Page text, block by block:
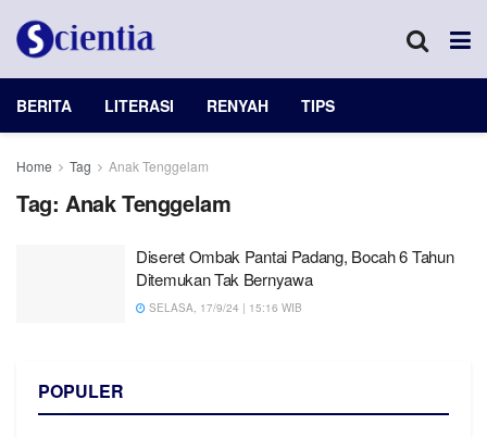
BERITA LITERASI RENYAH TIPS
Home Tag Anak Tenggelam
Tag: Anak Tenggelam
Diseret Ombak Pantai Padang, Bocah 6 Tahun
Ditemukan Tak Bernyawa
SELASA, 17/9/24 | 15:16 WIB
POPULER